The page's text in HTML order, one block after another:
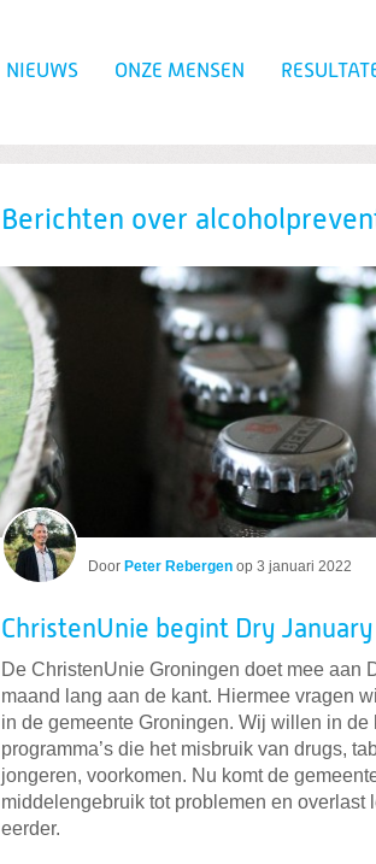
NIEUWS ONZE MENSEN
Berichten over
Door Peter Rebergen op 3 januari 2022
ChristenUnie begint Dry
De ChristenUnie Groningen doet mee aan
maand lang aan de kant. Hiermee vragen
in de gemeente Groningen. Wij willen in
programma’s die het misbruik van drugs,
jongeren, voorkomen. Nu komt de
middelengebruik tot problemen en overlast
eerder.